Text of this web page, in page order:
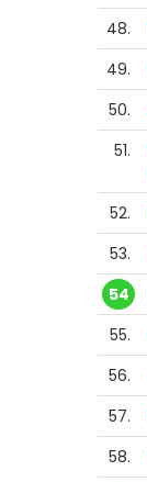
48.
49.
50.
51.
52.
53.
54
55.
56.
57.
58.